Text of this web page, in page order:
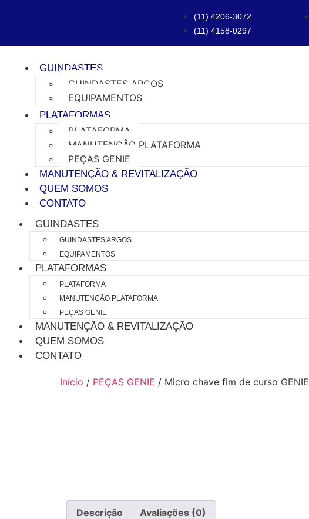
(11) 4206-3072
(11) 4158-0297
GUINDASTES
GUINDASTES ARGOS
EQUIPAMENTOS
PLATAFORMAS
PLATAFORMA
MANUTENÇÃO PLATAFORMA
PEÇAS GENIE
MANUTENÇÃO & REVITALIZAÇÃO
QUEM SOMOS
CONTATO
GUINDASTES
GUINDASTES ARGOS
EQUIPAMENTOS
PLATAFORMAS
PLATAFORMA
MANUTENÇÃO PLATAFORMA
PEÇAS GENIE
MANUTENÇÃO & REVITALIZAÇÃO
QUEM SOMOS
CONTATO
Início / PEÇAS GENIE / Micro chave fim de curso GENIE
Descrição Avaliações (0)